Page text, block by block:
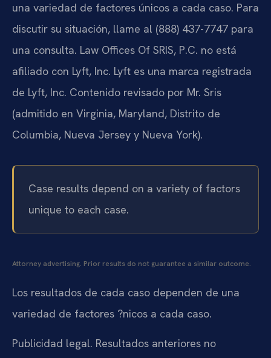
una variedad de factores únicos a cada caso. Para
discutir su situación, llame al (888) 437-7747 para
una consulta. Law Offices Of SRIS, P.C. no está
afiliado con Lyft, Inc. Lyft es una marca registrada
de Lyft, Inc. Contenido revisado por Mr. Sris
(admitido en Virginia, Maryland, Distrito de
Columbia, Nueva Jersey y Nueva York).
Case results depend on a variety of factors
unique to each case.
Attorney advertising. Prior results do not guarantee a similar outcome.
Los resultados de cada caso dependen de una
variedad de factores ?nicos a cada caso.
Publicidad legal. Resultados anteriores no